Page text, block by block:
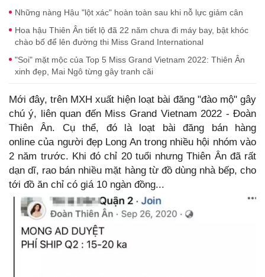
Những nàng Hậu "lột xác" hoàn toàn sau khi nỗ lực giảm cân
Hoa hậu Thiên Ân tiết lộ đã 22 năm chưa đi máy bay, bật khóc
chào bố để lên đường thi Miss Grand International
"Soi" mặt mộc của Top 5 Miss Grand Vietnam 2022: Thiên Ân
xinh đẹp, Mai Ngô từng gây tranh cãi
Mới đây, trên MXH xuất hiện loạt bài đăng "đào mộ" gây
chú ý, liên quan đến Miss Grand Vietnam 2022 - Đoàn
Thiên Ân. Cụ thể, đó là loạt bài đăng bán hàng
online của người đẹp Long An trong nhiều hội nhóm vào
2 năm trước. Khi đó chỉ 20 tuổi nhưng Thiên Ân đã rất
dạn dĩ, rao bán nhiều mặt hàng từ đồ dùng nhà bếp, cho
tới đồ ăn chỉ có giá 10 ngàn đồng...